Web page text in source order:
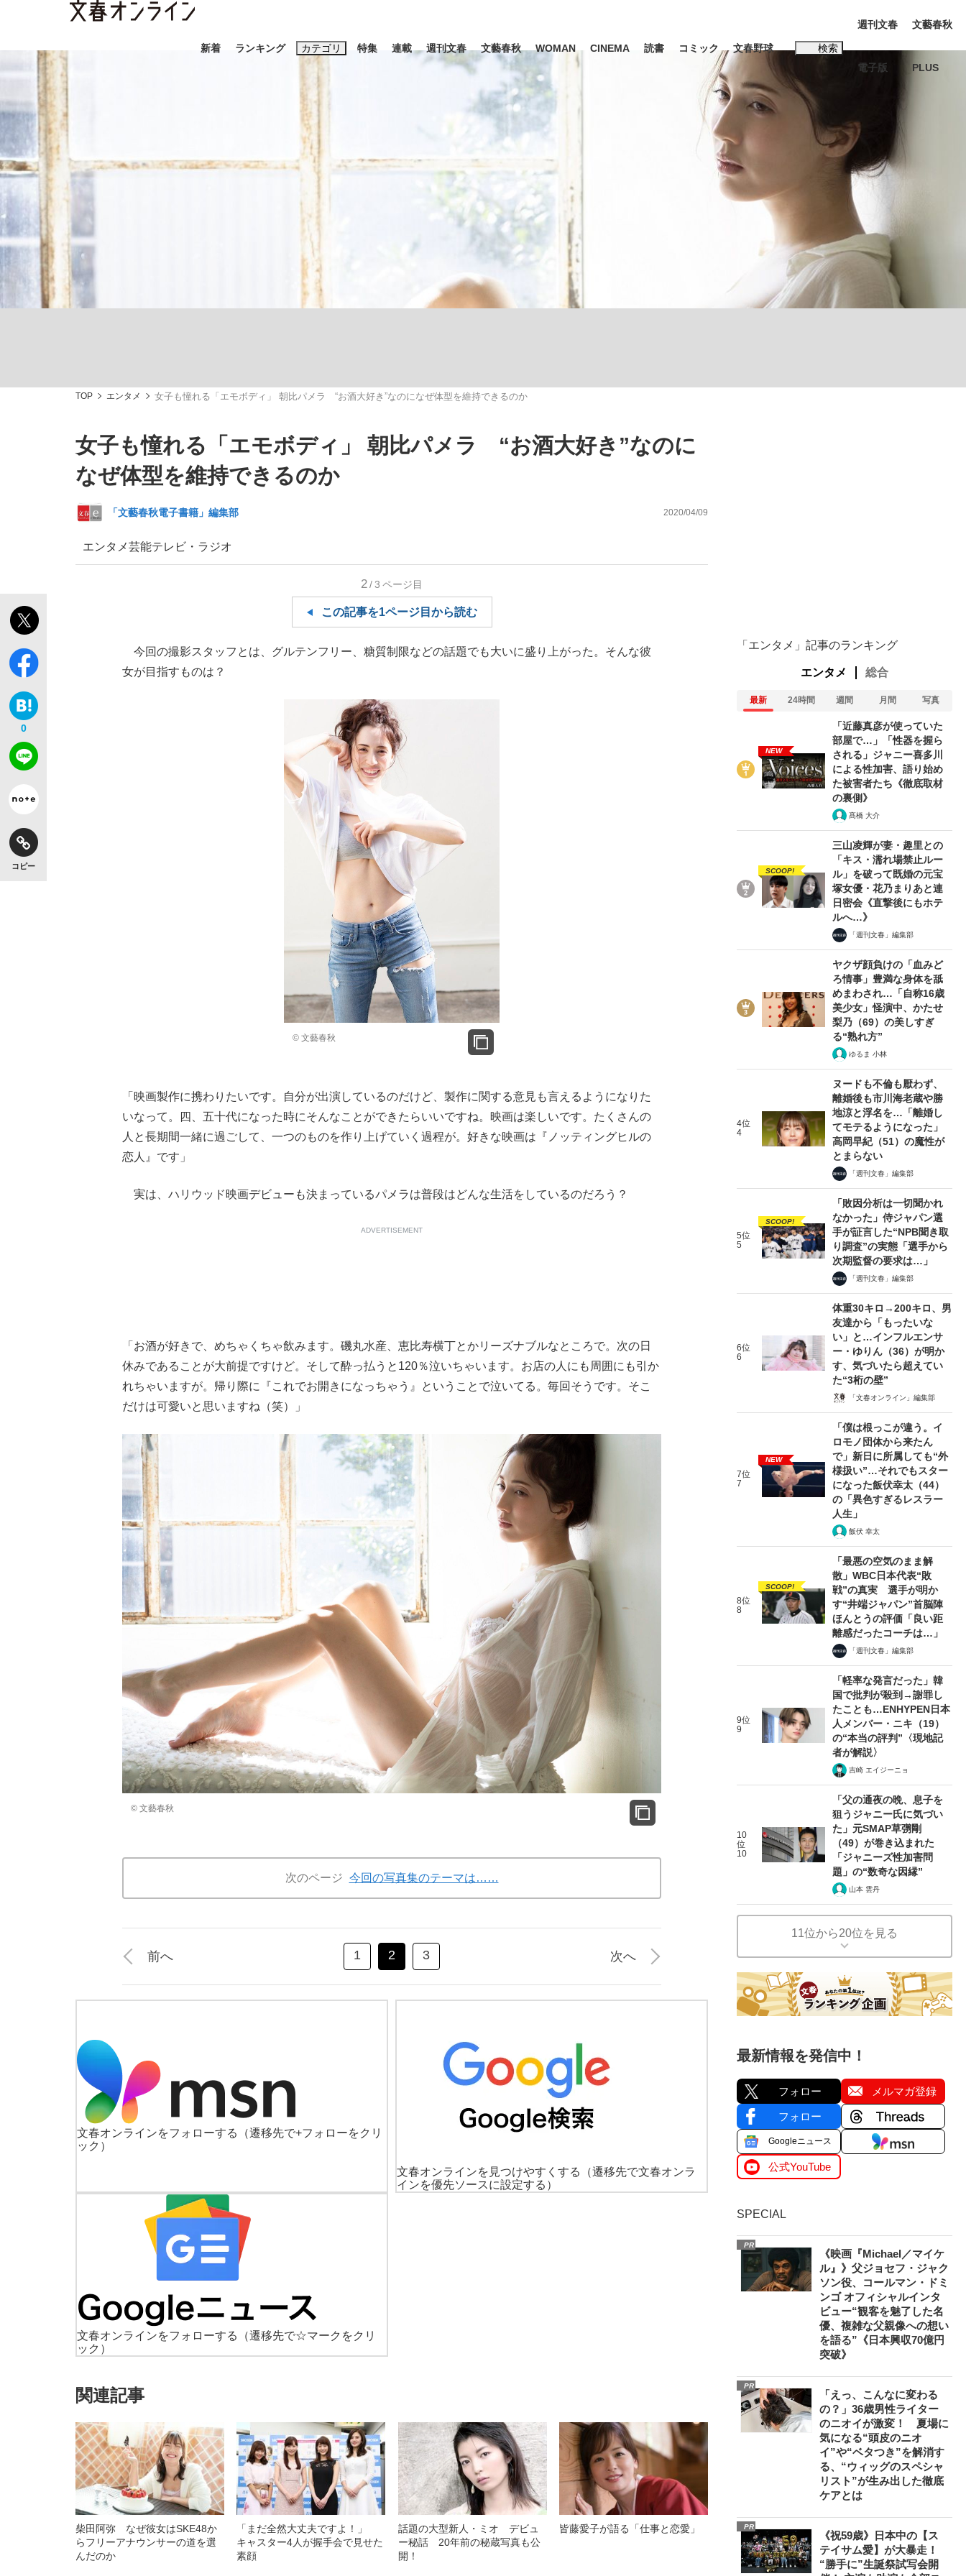
新着 ランキング カテゴリ
ニュース 読書
「90%は失敗する。でも…」本田圭佑が初めて明かした日本代表監督に... 「最悪の空気のまま解散」WBC日本代表“敗戦”の真実 選手が明かす...
「敗因分析は一切聞かれなかった」侍ジャパン選手が証言した“NPB聞... 「クマが悪者扱いされているのが悲しい」『北の国から』倉本聰氏（91...
「目標達成できなかったからと言って…」サッカー日本代表・森保一監督...
特集
キングの誕生を、目撃せよ。
the Style
連載 週刊文春 文藝春秋 WOMAN CINEMA 読書 コミック 文春野球 検索
キーワード入力
おすすめのキーワードタグ一覧
#三山凌輝 #後藤真希 #森岡毅 #城彰二
週刊文春
電子版
文藝春秋
PLUS
TOP エンタメ 女子も憧れる「エモボディ」 朝比パメラ “お酒大好き”なのになぜ体型を維持できるのか
女子も憧れる「エモボディ」 朝比パメラ “お酒大好き”なのに
なぜ体型を維持できるのか
「文藝春秋電子書籍」編集部 2020/04/09
エンタメ芸能テレビ・ラジオ
0
コピー
2/3 ページ目
この記事を1ページ目から読む
今回の撮影スタッフとは、グルテンフリー、糖質制限などの話題でも大いに盛り上がった。そんな彼
女が目指すものは？
© 文藝春秋
「映画製作に携わりたいです。自分が出演しているのだけど、製作に関する意見も言えるようになりた
いなって。四、五十代になった時にそんなことができたらいいですね。映画は楽しいです。たくさんの
人と長期間一緒に過ごして、一つのものを作り上げていく過程が。好きな映画は『 ノッティングヒルの
恋人』です」
実は、ハリウッド映画デビューも決まっているパメラは普段はどんな生活をしているのだろう？
ADVERTISEMENT
「お酒が好きで、めちゃくちゃ飲みます。磯丸水産、恵比寿横丁とかリーズナブルなところで。次の日
休みであることが大前提ですけど。そして酔っ払うと120％泣いちゃいます。お店の人にも周囲にも引か
れちゃいますが。帰り際に『これでお開きになっちゃう』ということで泣いてる。毎回そうです。そこ
だけは可愛いと思いますね（笑）」
© 文藝春秋
次のページ 今回の写真集のテーマは……
前へ 1 2 3 次へ
文春オンラインをフォローする
（遷移先で+フォローをクリ
ック）
文春オンラインを見つけやすくする
（遷移先で文春オンラ
インを優先ソースに設定する）
文春オンラインをフォローする
（遷移先で☆マークをクリ
ック）
関連記事
柴田阿弥 なぜ彼女はSKE48か
らフリーアナウンサーの道を選
んだのか
「まだ全然大丈夫ですよ！」
キャスター4人が握手会で見せた
素顔
話題の大型新人・ミオ デビュ
ー秘話 20年前の秘蔵写真も公
開！
皆藤愛子が語る「仕事と恋愛」
「エンタメ」記事のランキング
エンタメ 総合
最新 24時間 週間 月間 写真
NEW
「近藤真彦が使っていた
部屋で…」「性器を握ら
される」ジャニー喜多川
による性加害、語り始め
た被害者たち《徹底取材
の裏側》
髙橋 大介
SCOOP!
三山凌輝が妻・趣里との
「キス・濡れ場禁止ルー
ル」を破って既婚の元宝
塚女優・花乃まりあと連
日密会《直撃後にもホテ
ルへ…》
「週刊文春」編集部
ヤクザ顔負けの「血みど
ろ情事」豊満な身体を舐
めまわされ…「自称16歳
美少女」怪演中、かたせ
梨乃（69）の美しすぎ
る“熟れ方”
ゆるま 小林
4位
4
ヌードも不倫も厭わず、
離婚後も市川海老蔵や勝
地涼と浮名を…「離婚し
てモテるようになった」
高岡早紀（51）の魔性が
とまらない
「週刊文春」編集部
5位
5
SCOOP!
「敗因分析は一切聞かれ
なかった」侍ジャパン選
手が証言した“NPB聞き取
り調査”の実態「選手から
次期監督の要求は…」
「週刊文春」編集部
6位
6
体重30キロ→200キロ、男
友達から「もったいな
い」と…インフルエンサ
ー・ゆりん（36）が明か
す、気づいたら超えてい
た“3桁の壁”
「文春オンライン」編集部
7位
7
NEW
「僕は根っこが違う。イ
ロモノ団体から来たん
で」新日に所属しても“外
様扱い”…それでもスター
になった飯伏幸太（44）
の「異色すぎるレスラー
人生」
飯伏 幸太
8位
8
SCOOP!
「最悪の空気のまま解
散」WBC日本代表“敗
戦”の真実 選手が明か
す“井端ジャパン”首脳陣
ほんとうの評価「良い距
離感だったコーチは…」
「週刊文春」編集部
9位
9
「軽率な発言だった」韓
国で批判が殺到→謝罪し
たことも…ENHYPEN日本
人メンバー・ニキ（19）
の“本当の評判”〈現地記
者が解説〉
吉崎 エイジーニョ
10
位
10
「父の通夜の晩、息子を
狙うジャニー氏に気づい
た」元SMAP草彅剛
（49）が巻き込まれた
「ジャニーズ性加害問
題」の“数奇な因縁”
山本 雲丹
11位から20位を見る
最新情報を発信中！
フォロー メルマガ登録
フォロー
Googleニュース
公式YouTube
SPECIAL
PR
《映画『Michael／マイケ
ル』》父ジョセフ・ジャク
ソン役、コールマン・ドミ
ンゴ オフィシャルインタ
ビュー“観客を魅了した名
優、複雑な父親像への想い
を語る”《日本興収70億円
突破》
PR
「えっ、こんなに変わる
の？」36歳男性ライター
のニオイが激変！ 夏場に
気になる“頭皮のニオ
イ”や“ベタつき”を解消す
る、“ウィッグのスペシャ
リスト”が生み出した徹底
ケアとは
PR
《祝59歳》日本中の【ス
テイサム愛】が大暴走！
“勝手に”生誕祭試写会開